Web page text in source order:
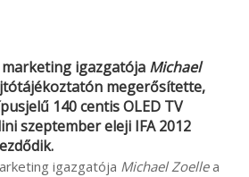
igazgatója Michael
megerősítette,
140 centis OLED TV
szeptember eleji IFA 2012
igazgatója Michael Zoellea